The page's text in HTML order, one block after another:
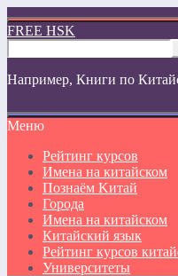
FREE HSK
Например, Книги по
Меню
Рейтинг курсов
Имена на китайском
Познаём Kитай
Города
Имена на китайском
Китайский язык
Рейтинг курсов
Университеты